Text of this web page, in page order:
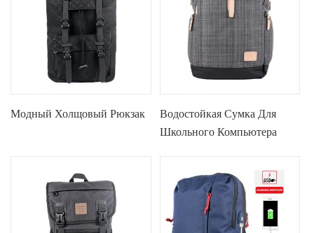
Модный Холщовый Рюкзак
Водостойкая Сумка Для
Школьного Компьютера